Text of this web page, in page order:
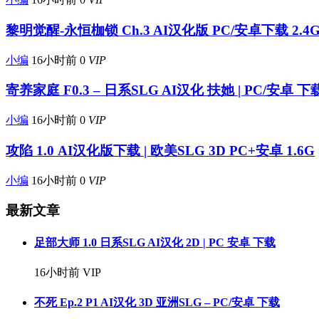
黎明觉醒-永恒枷锁 Ch.3 AI汉化版 PC/安卓下载
小编 16小时前 0 VIP
寄养家庭 F0.3 – 日系SLG AI汉化 扶她 | PC/安卓 下
小编 16小时前 0 VIP
攻陷 1.0 AI汉化版下载 | 欧美SLG 3D PC+安卓 1.6G
小编 16小时前 0 VIP
最新文章
足部大师 1.0 日系SLG AI汉化 2D | PC 安卓 下载
16小时前 VIP
不死 Ep.2 P1 AI汉化 3D 亚洲SLG – PC/安卓 下载